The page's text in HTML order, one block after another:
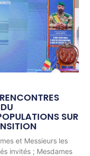
SUR
et Messieurs les
invités ; Mesdames